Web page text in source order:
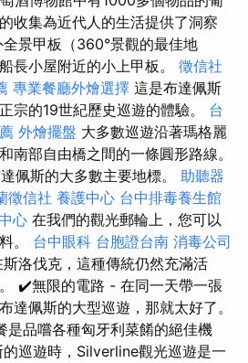
收集為近代人的生活提供了洞察
景甲板（360°景觀的最佳地
長小屋附近的小上甲板。 徵信社
專業餐廳外燴選擇 這是布達佩斯
宗的19世紀歷史巡遊的體驗。 台
外燴擺盤 大多數巡遊沿著瑪格麗
南部自由橋之間的一條圓形路線。
佩斯的大多數主要地標。 助聽器
徵信社 養護中心 台中排毒養生館
心 在我們的觀光郵輪上，您可以
。 台中眼科 台胞證台南 消毒公司
斯洛伐克，這種傳統仍然充滿活
✔️無限的電路 - 在同一天帶一張
達佩斯的大型巡遊，那就太好了。
品嚐各種匈牙利菜餚的絕佳機
巡遊時，Silverline觀光巡遊是一